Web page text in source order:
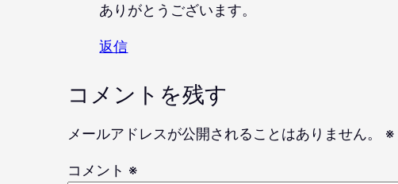
ありがとうございます。
返信
コメントを残す
メールアドレスが公開されることはありません。 ※
コメント ※